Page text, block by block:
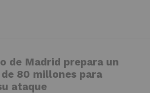
de Madrid prepara un
80 millones para
ataque